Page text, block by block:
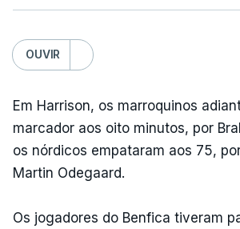
OUVIR
Em Harrison, os marroquinos
marcador aos oito minutos, por
os nórdicos empataram aos 75,
Martin Odegaard.
Os jogadores do Benfica tiveram